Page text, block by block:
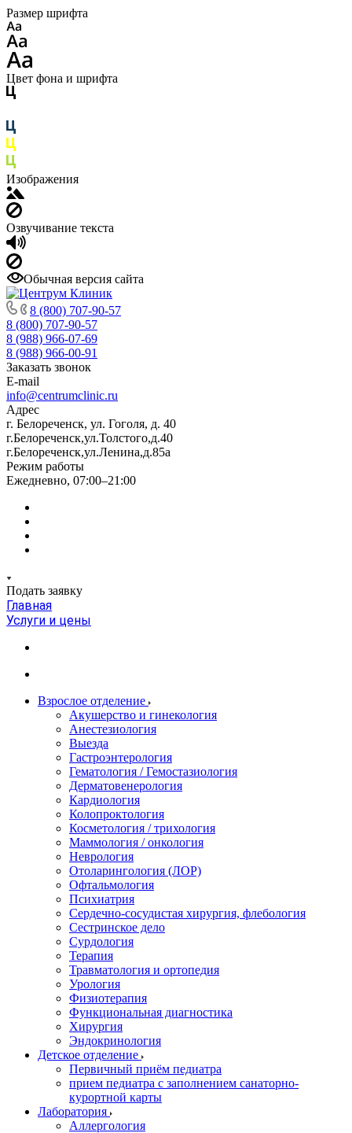
Размер шрифта
Цвет фона и шрифта
Изображения
Озвучивание текста
Обычная версия сайта
8 (800) 707-90-57
8 (800) 707-90-57
8 (988) 966-07-69
8 (988) 966-00-91
Заказать звонок
E-mail
info@centrumclinic.ru
Адрес
г. Белореченск, ул. Гоголя, д. 40
г.Белореченск,ул.Толстого,д.40
г.Белореченск,ул.Ленина,д.85а
Режим работы
Ежедневно, 07:00–21:00
Подать заявку
Главная
Услуги и цены
Взрослое отделение
Акушерство и гинекология
Анестезиология
Выезда
Гастроэнтерология
Гематология / Гемостазиология
Дерматовенерология
Кардиология
Колопроктология
Косметология / трихология
Маммология / онкология
Неврология
Отоларингология (ЛОР)
Офтальмология
Психиатрия
Сердечно-сосудистая хирургия, флебология
Сестринское дело
Сурдология
Терапия
Травматология и ортопедия
Урология
Физиотерапия
Функциональная диагностика
Хирургия
Эндокринология
Детское отделение
Первичный приём педиатра
прием педиатра с заполнением санаторно-
курортной карты
Лаборатория
Аллергология